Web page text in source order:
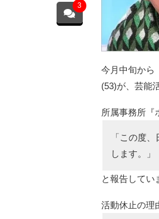
3
今月中旬から
(53)が、芸能
所属事務所『
「この度
します。」
と報告してい
活動休止の理